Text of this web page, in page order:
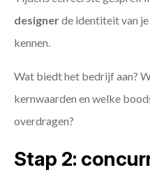
designerde identiteit van
kennen.
Wat biedt het bedrijf aan?
kernwaarden en welke
overdragen?
Stap 2: